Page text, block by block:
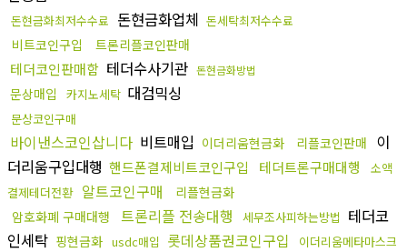
돈현금화최저수수료 돈현금화업체 돈세탁최저수수료
비트코인구입 트론리플코인판매
테더코인판매함 테더수사기관 돈현금화방법
문상매입 카지노세탁 대검믹싱
문상코인구매
바이낸스코인삽니다 비트매입 이더리움현금화 리플코인판매 이
더리움구입대행 핸드폰결제비트코인구입 테더트론구매대행
소액
결제테더전환 알트코인구매
리플현금화
암호화폐 구매대행
트론리플 전송대행 세무조사피하는방법 테더코
인세탁 핑현금화 usdc매입 롯데상품권코인구입 이더리움메타마스크